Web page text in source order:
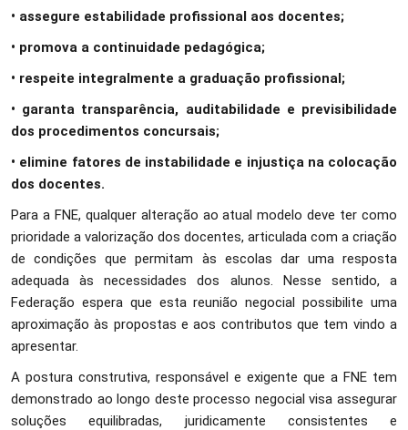
• assegure estabilidade profissional aos docentes;
• promova a continuidade pedagógica;
• respeite integralmente a graduação profissional;
• garanta transparência, auditabilidade e previsibilidade
dos procedimentos concursais;
• elimine fatores de instabilidade e injustiça na colocação
dos docentes.
Para a FNE, qualquer alteração ao atual modelo deve ter como
prioridade a valorização dos docentes, articulada com a criação
de condições que permitam às escolas dar uma resposta
adequada às necessidades dos alunos. Nesse sentido, a
Federação espera que esta reunião negocial possibilite uma
aproximação às propostas e aos contributos que tem vindo a
apresentar.
A postura construtiva, responsável e exigente que a FNE tem
demonstrado ao longo deste processo negocial visa assegurar
soluções equilibradas, juridicamente consistentes e